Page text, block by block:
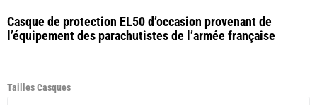
Casque de protection EL50 d’occasion provenant de
l’équipement des parachutistes de l’armée française
Tailles Casques